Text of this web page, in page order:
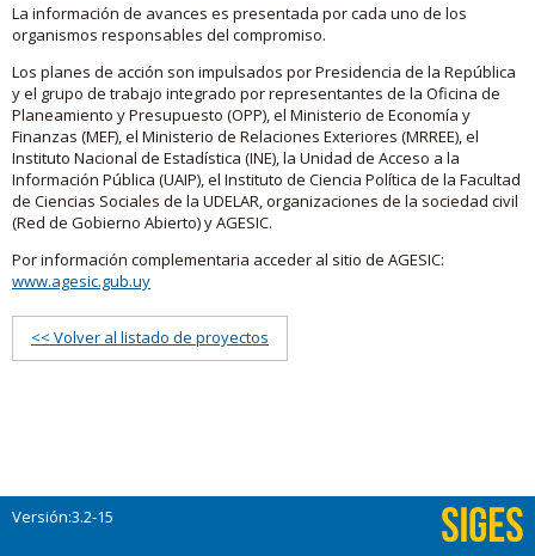
La información de avances es presentada por cada uno de los
organismos responsables del compromiso.
Los planes de acción son impulsados por Presidencia de la República
y el grupo de trabajo integrado por representantes de la Oficina de
Planeamiento y Presupuesto (OPP), el Ministerio de Economía y
Finanzas (MEF), el Ministerio de Relaciones Exteriores (MRREE), el
Instituto Nacional de Estadística (INE), la Unidad de Acceso a la
Información Pública (UAIP), el Instituto de Ciencia Política de la Facultad
de Ciencias Sociales de la UDELAR, organizaciones de la sociedad civil
(Red de Gobierno Abierto) y AGESIC.
Por información complementaria acceder al sitio de AGESIC:
www.agesic.gub.uy
<< Volver al listado de proyectos
Versión:3.2-15